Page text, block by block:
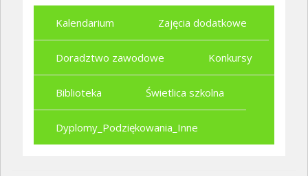
Kalendarium Zajęcia dodatkowe
Doradztwo zawodowe Konkursy
Biblioteka Świetlica szkolna
Dyplomy_Podziękowania_Inne